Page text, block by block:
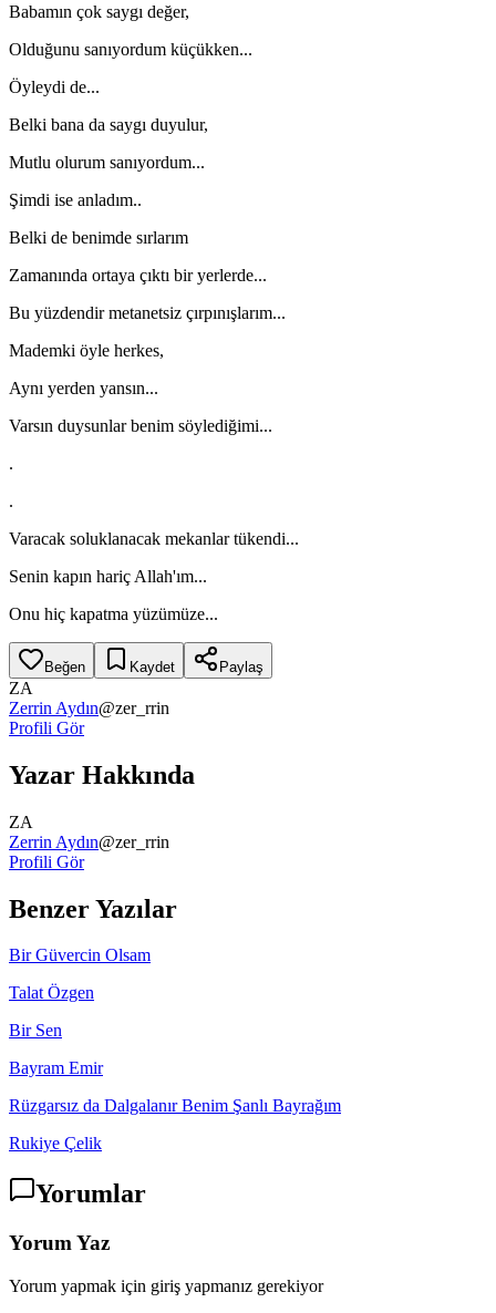
Babamın çok saygı değer,
Olduğunu sanıyordum küçükken...
Öyleydi de...
Belki bana da saygı duyulur,
Mutlu olurum sanıyordum...
Şimdi ise anladım..
Belki de benimde sırlarım
Zamanında ortaya çıktı bir yerlerde...
Bu yüzdendir metanetsiz çırpınışlarım...
Mademki öyle herkes,
Aynı yerden yansın...
Varsın duysunlar benim söylediğimi...
.
.
Varacak soluklanacak mekanlar tükendi...
Senin kapın hariç Allah'ım...
Onu hiç kapatma yüzümüze...
Beğen Kaydet Paylaş
ZA
Zerrin Aydın@zer_rrin
Profili Gör
Yazar Hakkında
ZA
Zerrin Aydın@zer_rrin
Profili Gör
Benzer Yazılar
Bir Güvercin Olsam
Talat Özgen
Bir Sen
Bayram Emir
Rüzgarsız da Dalgalanır Benim Şanlı Bayrağım
Rukiye Çelik
Yorumlar
Yorum Yaz
Yorum yapmak için giriş yapmanız gerekiyor